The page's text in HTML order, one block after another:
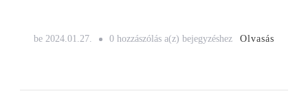
be 2024.01.27. 0 hozzászólás a(z) Lakóautó
bejegyzéshez Olvasás